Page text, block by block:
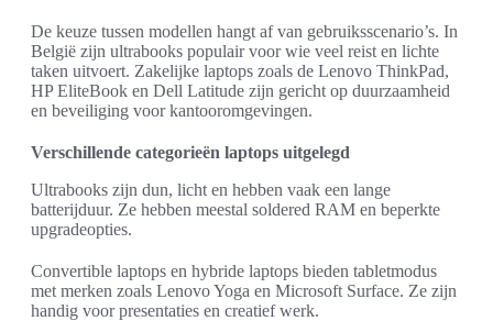
De keuze tussen modellen hangt af van gebruiksscenario’s. In
België zijn ultrabooks populair voor wie veel reist en lichte
taken uitvoert. Zakelijke laptops zoals de Lenovo ThinkPad,
HP EliteBook en Dell Latitude zijn gericht op duurzaamheid
en beveiliging voor kantooromgevingen.
Verschillende categorieën laptops uitgelegd
Ultrabooks zijn dun, licht en hebben vaak een lange
batterijduur. Ze hebben meestal soldered RAM en beperkte
upgradeopties.
Convertible laptops en hybride laptops bieden tabletmodus
met merken zoals Lenovo Yoga en Microsoft Surface. Ze zijn
handig voor presentaties en creatief werk.